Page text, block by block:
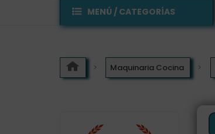
MENÚ / CATEGORÍAS
Maquinaria Cocina